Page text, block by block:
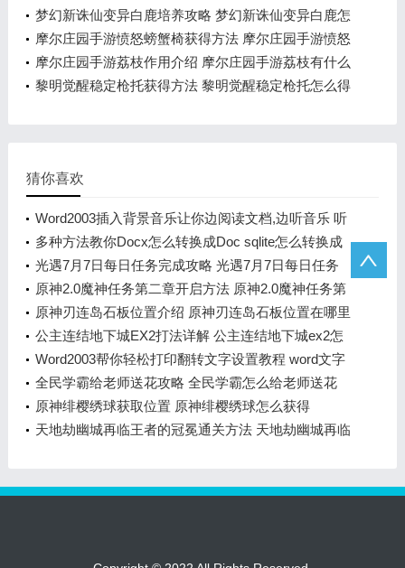
者拍照任务怎么做
梦幻新诛仙变异白鹿培养攻略 梦幻新诛仙变异白鹿怎
么培养
摩尔庄园手游愤怒螃蟹椅获得方法 摩尔庄园手游愤怒
螃蟹椅怎么获得
摩尔庄园手游荔枝作用介绍 摩尔庄园手游荔枝有什么
用
黎明觉醒稳定枪托获得方法 黎明觉醒稳定枪托怎么得
猜你喜欢
Word2003插入背景音乐让你边阅读文档,边听音乐 听
音乐让我放松英语
多种方法教你Docx怎么转换成Doc sqlite怎么转换成
视频格式
光遇7月7日每日任务完成攻略 光遇7月7日每日任务
怎么做
原神2.0魔神任务第二章开启方法 原神2.0魔神任务第
二章怎么开启
原神刃连岛石板位置介绍 原神刃连岛石板位置在哪里
公主连结地下城EX2打法详解 公主连结地下城ex2怎
么打
Word2003帮你轻松打印翻转文字设置教程 word文字
镜像翻转
全民学霸给老师送花攻略 全民学霸怎么给老师送花
原神绯樱绣球获取位置 原神绯樱绣球怎么获得
天地劫幽城再临王者的冠冕通关方法 天地劫幽城再临